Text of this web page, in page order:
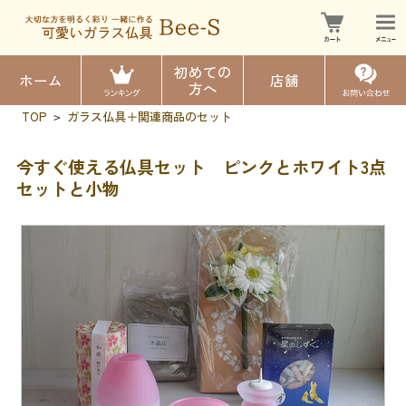
ホーム
初めての
方へ
店舗
TOP > ガラス仏具＋関連商品のセット
今すぐ使える仏具セット ピンクとホワイト3点
セットと小物